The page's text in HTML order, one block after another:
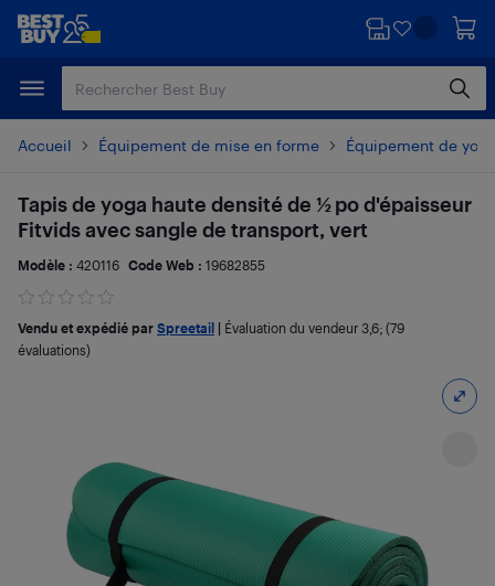
Passer
principal
Passer
Accueil Équipement de mise en forme Équipement de
Tapis de yoga haute densité de 1⁄2 po d'épaisseur
Fitvids avec sangle de transport, vert
Modèle : 420116 Code Web : 19682855
Vendu et expédié par Spreetail Évaluation du vendeur 3,6; (79
évaluations)